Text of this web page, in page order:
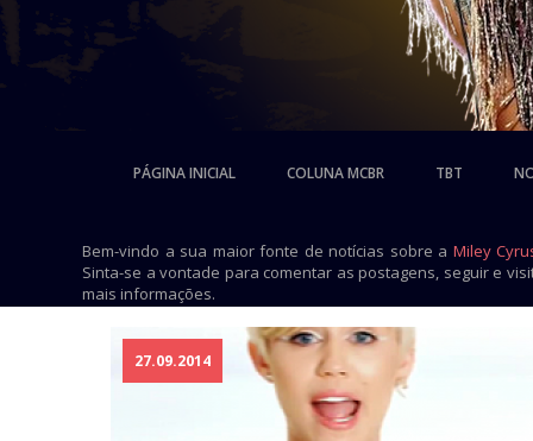
PÁGINA INICIAL COLUNA MCBR TBT
Bem-vindo a sua maior fonte de notícias sobre a Miley
Sinta-se a vontade para comentar as postagens, seguir e
mais informações.
27.09.2014